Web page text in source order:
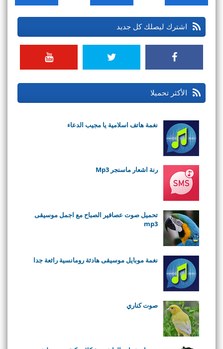
اشترك ليصلك كل جديد
الأكثر تحميلا
نغمة هاتف اسلامية يا مجيب الدعاء
رنة اشعار ماسنجر Mp3
تحميل صوت عصافير الصباح مع اجمل موسيقى
mp3
نغمة موبايل موسيقى هادئة رومانسية رائعة جدا
صوت كناري